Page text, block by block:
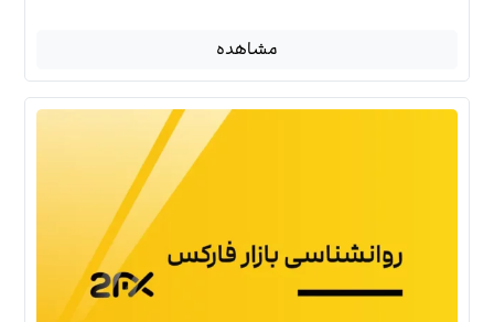
مشاهده